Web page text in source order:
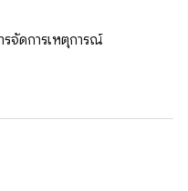
จัดการเหตุการณ์